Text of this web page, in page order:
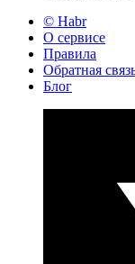
© Habr
О сервисе
Правила
Обратная
Блог